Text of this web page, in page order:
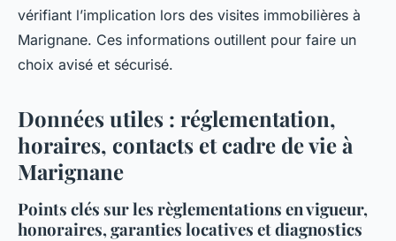
vérifiant l’implication lors des visites immobilières à
Marignane. Ces informations outillent pour faire un
choix avisé et sécurisé.
Données utiles : réglementation,
horaires, contacts et cadre de vie à
Marignane
Points clés sur les règlementations en vigueur,
honoraires, garanties locatives et diagnostics